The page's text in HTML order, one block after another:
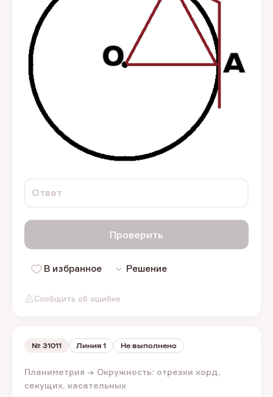
Сообщить об ошибке
Ответ
Проверить
В избранное Решение
№ 31011 Линия 1 Не выполнено
Планиметрия → Окружность: отрезки хорд,
секущих, касательных